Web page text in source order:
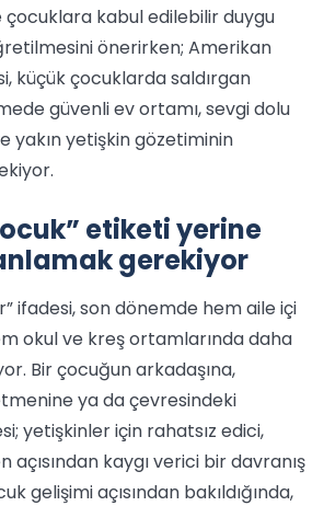
çocuklara kabul edilebilir duygu
önerirken; Amerikan
küçük çocuklarda saldırgan
güvenli ev ortamı, sevgi dolu
yakın yetişkin gözetiminin
etiketi yerine
gerekiyor
ifadesi, son dönemde hem aile içi
okul ve kreş ortamlarında daha
Bir çocuğun arkadaşına,
ya da çevresindeki
yetişkinler için rahatsız edici,
açısından kaygı verici bir davranış
gelişimi açısından bakıldığında,